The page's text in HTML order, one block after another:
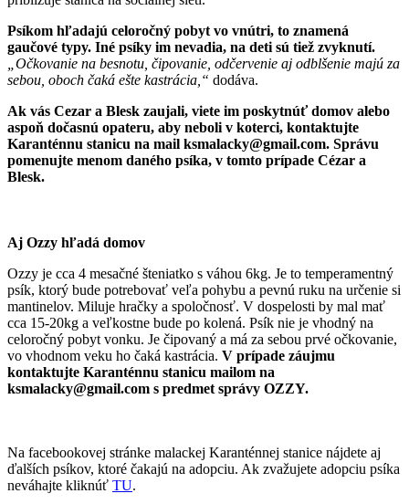
Psíkom hľadajú celoročný pobyt vo vnútri, to znamená
gaučové typy. Iné psíky im nevadia, na deti sú tiež zvyknutí.
„Očkovanie na besnotu, čipovanie, odčervenie aj odblšenie majú za
sebou, oboch čaká ešte kastrácia,“ dodáva.
Ak vás Cezar a Blesk zaujali, viete im poskytnúť domov alebo
aspoň dočasnú opateru, aby neboli v koterci, kontaktujte
Karanténnu stanicu na mail ksmalacky@gmail.com. Správu
pomenujte menom daného psíka, v tomto prípade Cézar a
Blesk.
Aj Ozzy hľadá domov
Ozzy je cca 4 mesačné šteniatko s váhou 6kg. Je to temperamentný
psík, ktorý bude potrebovať veľa pohybu a pevnú ruku na určenie si
mantinelov. Miluje hračky a spoločnosť. V dospelosti by mal mať
cca 15-20kg a veľkostne bude po kolená. Psík nie je vhodný na
celoročný pobyt vonku. Je čipovaný a má za sebou prvé očkovanie,
vo vhodnom veku ho čaká kastrácia. V prípade záujmu
kontaktujte Karanténnu stanicu mailom na
ksmalacky@gmail.com s predmet správy OZZY.
Na facebookovej stránke malackej Karanténnej stanice nájdete aj
ďalších psíkov, ktoré čakajú na adopciu. Ak zvažujete adopciu psíka
neváhajte kliknúť TU.